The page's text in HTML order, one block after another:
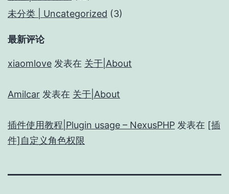
未分类 | Uncategorized (3)
最新评论
xiaomlove 发表在 关于|About
Amilcar 发表在 关于|About
插件使用教程|Plugin usage – NexusPHP 发表在 [插
件]自定义角色权限